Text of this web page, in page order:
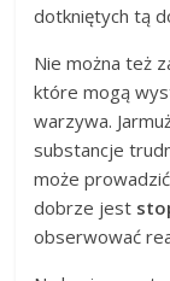
dotkniętych tą
Nie można też
które mogą
warzywa.
substancje
może
dobrze jest
obserwować